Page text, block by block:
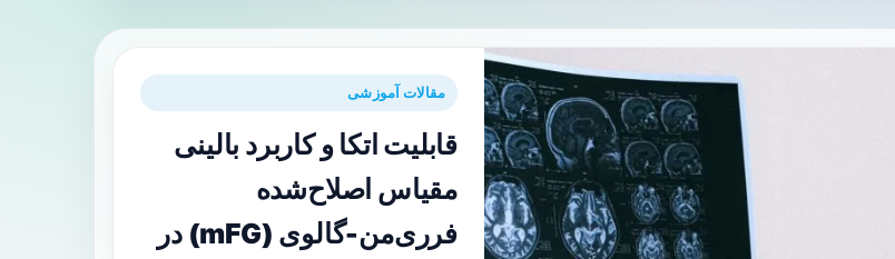
مقالات آموزشی
قابلیت اتکا و کاربرد بالینی
مقیاس اصلاح‌شده
فرری‌من-گالوی (mFG) در